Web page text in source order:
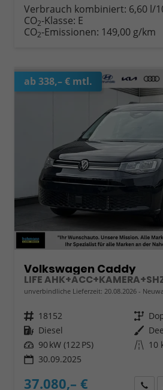
Verbrauch kombiniert: 6,60 l/
CO2-Klasse: E
CO2-Emissionen: 149,00 g/km
ab 338,– € mtl.
Volkswagen Caddy
unverbindliche Lieferzeit: 20.08.2026
Fahrzeugnr. 18152 Getriebe
Kraftstoff Diesel Außenfarbe
Leistung 90 kW (122 PS) Kilometerstand 10
30.09.2025
37.080,– €